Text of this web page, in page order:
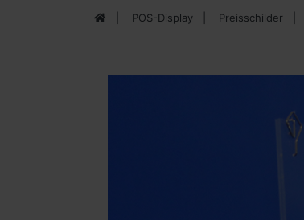
POS-Display Preisschilder